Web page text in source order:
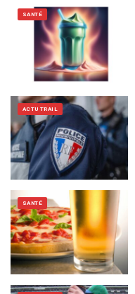
SANTÉ
ACTU TRAIL
SANTÉ